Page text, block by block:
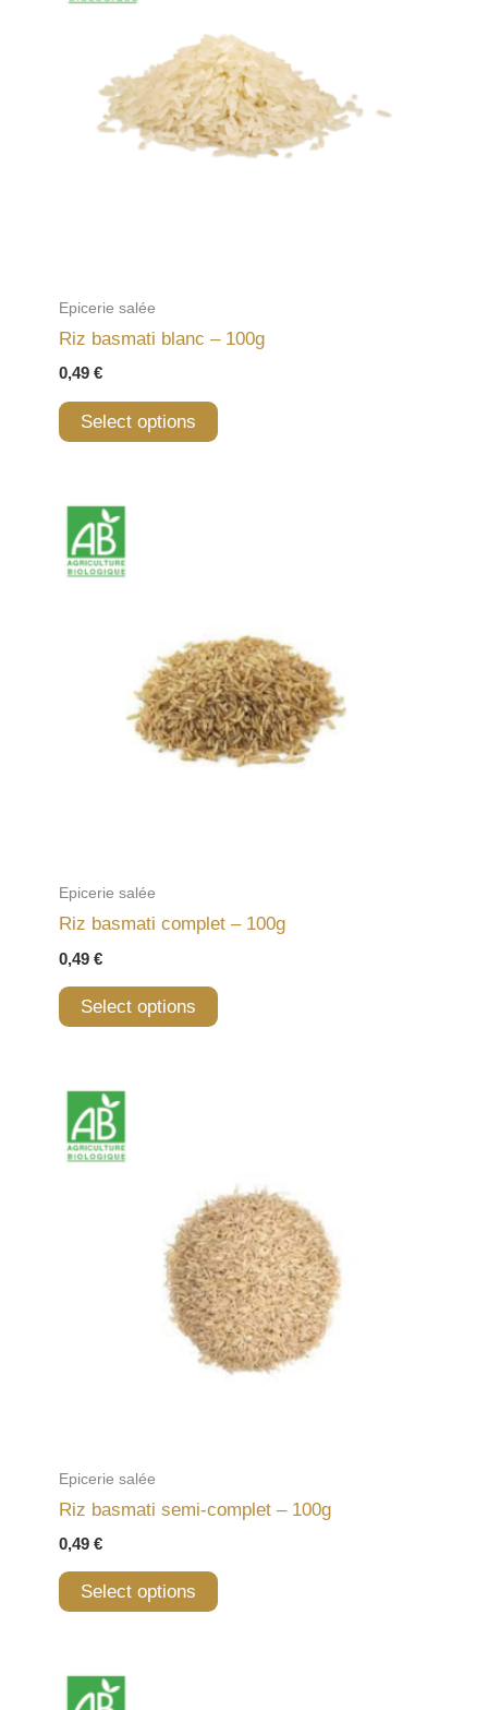
Epicerie salée
Riz basmati blanc – 100g
0,49 €
Select options
Epicerie salée
Riz basmati complet – 100g
0,49 €
Select options
Epicerie salée
Riz basmati semi-complet – 100g
0,49 €
Select options